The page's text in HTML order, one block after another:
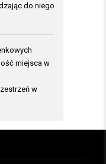
do niego
miejsca w
w